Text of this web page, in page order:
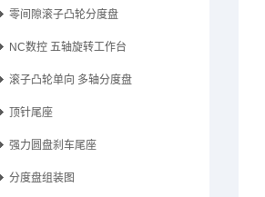
零间隙滚子凸轮分度盘
NC数控 五轴旋转工作台
滚子凸轮单向 多轴分度盘
顶针尾座
强力圆盘刹车尾座
分度盘组装图